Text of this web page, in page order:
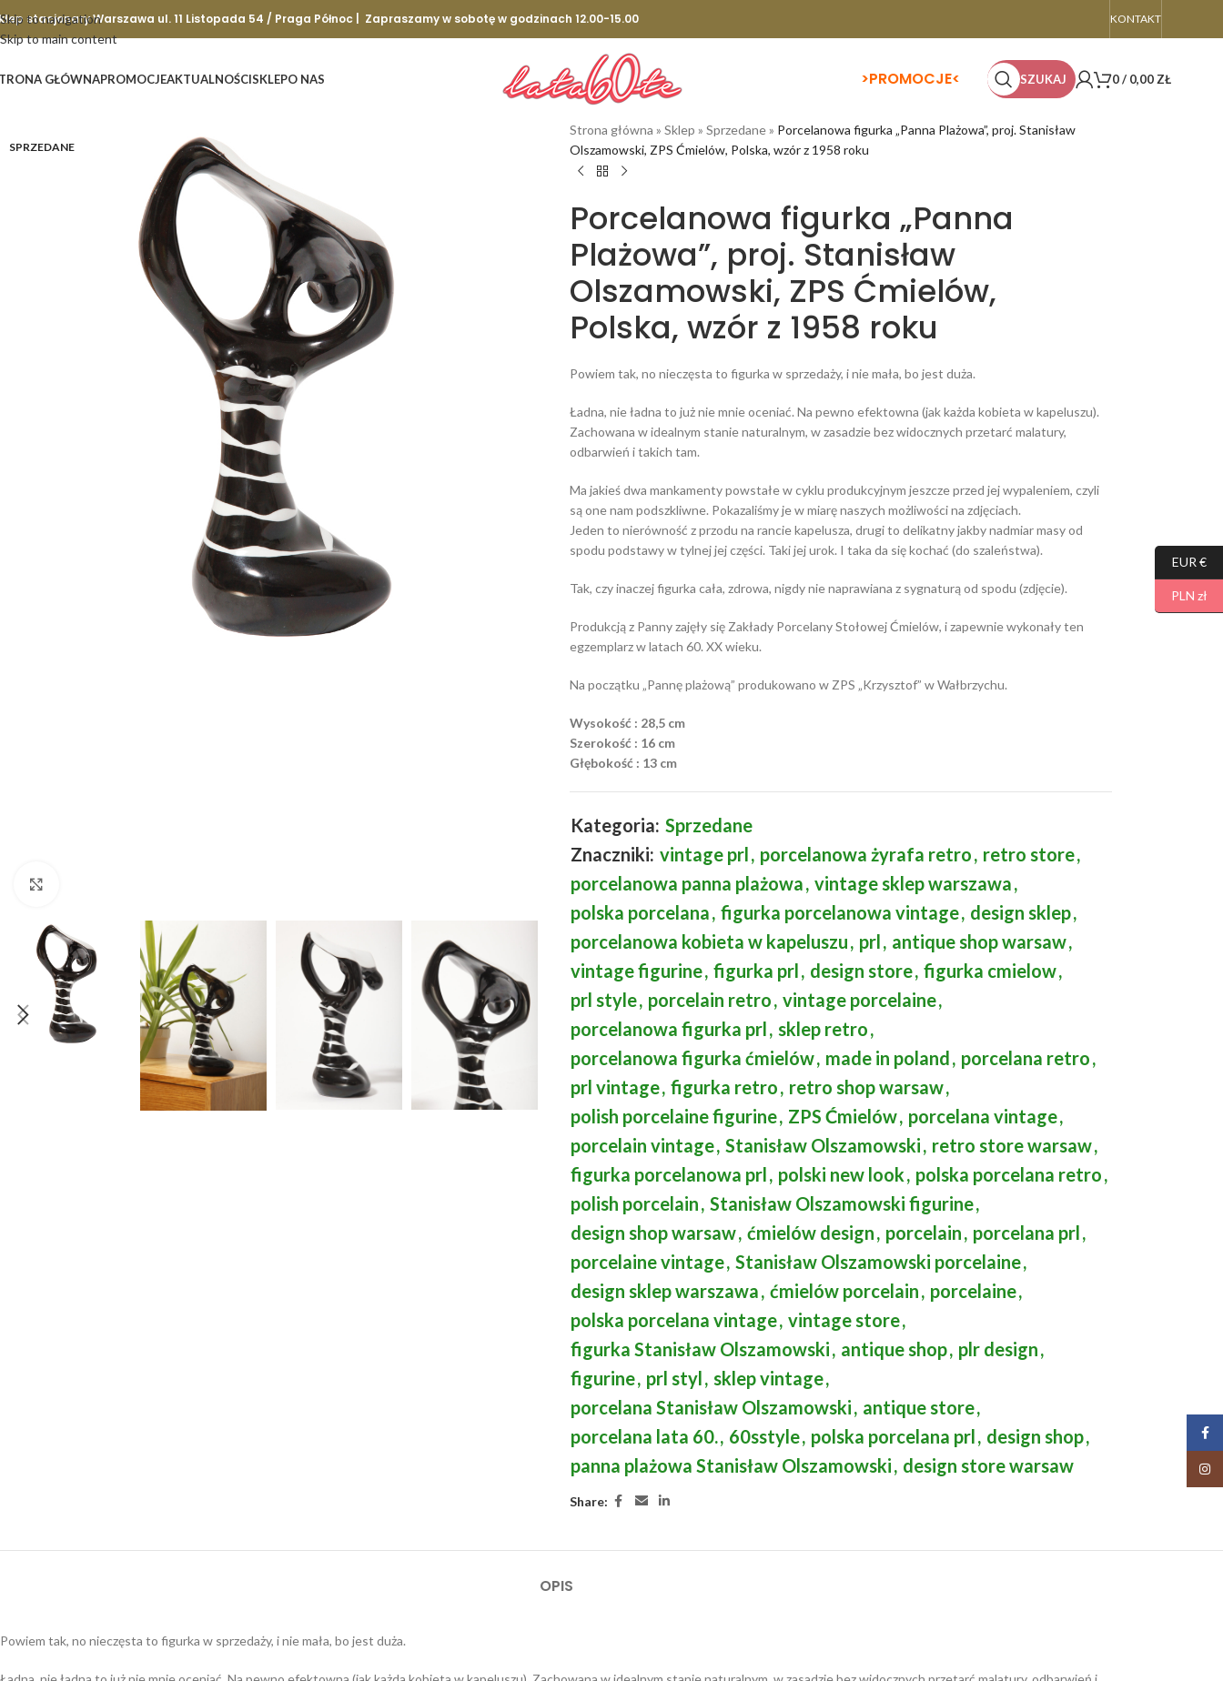
Skip to navigation
Skip to main content
stacjonary Warszawa ul. 11 Listopada 54 / Praga Północ | Zapraszamy w sobotę w godzinach 12.00-15.00 KONTAKT
GŁÓWNAPROMOCJEAKTUALNOŚCISKLEPO NAS >PROMOCJE< SZUKAJ 0/ 0,00 ZŁ
SPRZEDANE
Strona główna » Sklep » Sprzedane» Porcelanowa figurka „Panna Plażowa”, proj. Stanisław
Olszamowski, ZPS Ćmielów, Polska, wzór z 1958 roku
Porcelanowa figurka „Panna
Plażowa”, proj. Stanisław
Olszamowski, ZPS Ćmielów,
Polska, wzór z 1958 roku
Powiem tak, no nieczęsta to figurka w sprzedaży, i nie mała, bo jest duża.
Ładna, nie ładna to już nie mnie oceniać. Na pewno efektowna (jak każda kobieta w kapeluszu).
Zachowana w idealnym stanie naturalnym, w zasadzie bez widocznych przetarć malatury,
odbarwień i takich tam.
Ma jakieś dwa mankamenty powstałe w cyklu produkcyjnym jeszcze przed jej wypaleniem, czyli
są one nam podszkliwne. Pokazaliśmy je w miarę naszych możliwości na zdjęciach.
Jeden to nierówność z przodu na rancie kapelusza, drugi to delikatny jakby nadmiar masy od
spodu podstawy w tylnej jej części. Taki jej urok. I taka da się kochać (do szaleństwa).
Tak, czy inaczej figurka cała, zdrowa, nigdy nie naprawiana z sygnaturą od spodu (zdjęcie).
Produkcją z Panny zajęły się Zakłady Porcelany Stołowej Ćmielów, i zapewnie wykonały ten
egzemplarz w latach 60. XX wieku.
Na początku „Pannę plażową” produkowano w ZPS „Krzysztof” w Wałbrzychu.
Wysokość : 28,5 cm
Szerokość : 16 cm
Głębokość : 13 cm
Kategoria: Sprzedane
Znaczniki: vintage prl, porcelanowa żyrafa retro, retro store,
porcelanowa panna plażowa, vintage sklep warszawa,
polska porcelana, figurka porcelanowa vintage, design sklep,
porcelanowa kobieta w kapeluszu, prl, antique shop warsaw,
vintage figurine, figurka prl, design store, figurka cmielow,
prl style, porcelain retro, vintage porcelaine,
porcelanowa figurka prl, sklep retro,
porcelanowa figurka ćmielów, made in poland, porcelana retro,
prl vintage, figurka retro, retro shop warsaw,
polish porcelaine figurine, ZPS Ćmielów, porcelana vintage,
porcelain vintage, Stanisław Olszamowski, retro store warsaw,
figurka porcelanowa prl, polski new look, polska porcelana retro,
polish porcelain, Stanisław Olszamowski figurine,
design shop warsaw, ćmielów design, porcelain, porcelana prl,
porcelaine vintage, Stanisław Olszamowski porcelaine,
design sklep warszawa, ćmielów porcelain, porcelaine,
polska porcelana vintage, vintage store,
figurka Stanisław Olszamowski, antique shop, plr design,
figurine, prl styl, sklep vintage,
porcelana Stanisław Olszamowski, antique store,
porcelana lata 60., 60sstyle, polska porcelana prl, design shop,
panna plażowa Stanisław Olszamowski, design store warsaw
Share:
OPIS
Powiem tak, no nieczęsta to figurka w sprzedaży, i nie mała, bo jest duża.
EUR €
PLN zł